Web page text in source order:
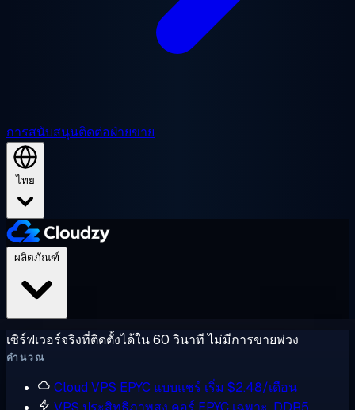
การสนับสนุนติดต่อฝ่ายขาย
ไทย
เซิร์ฟเวอร์จริงที่ติดตั้งได้ใน 60 วินาที ไม่มีการขายพ่วง
คำนวณ
Cloud VPS EPYC แบบแชร์ เริ่ม $2.48/เดือน